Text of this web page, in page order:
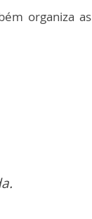
organiza as